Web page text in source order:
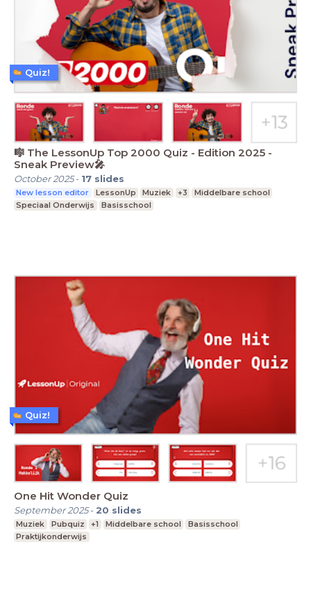
🎼 The LessonUp Top 2000 Quiz - Edition 2025 -
Sneak Preview🎤
October 2025- 17 slides
New lesson editor LessonUp Muziek +3
Middelbare school
Speciaal Onderwijs
Basisschool
Quiz!
One Hit Wonder Quiz
September 2025- 20 slides
Muziek Pubquiz +1 Middelbare school
Basisschool
Praktijkonderwijs
Quiz!